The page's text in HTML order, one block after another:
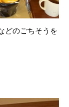
どのごちそうを